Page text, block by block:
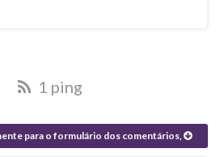
1 ping
para o formulário dos comentários,